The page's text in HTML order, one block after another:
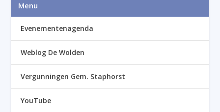
Menu
Evenementenagenda
Weblog De Wolden
Vergunningen Gem. Staphorst
YouTube